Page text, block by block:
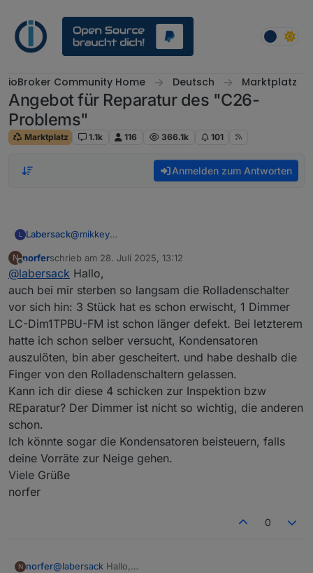
ioBroker Community Home Deutsch Marktplatz
Angebot für Reparatur des "C26-
Problems"
Marktplatz 1.1k 116 366.1k 101
Anmelden zum Antworten
L Labersack@mikkey
per PN.
N
Offline
norferschrieb am 28. Juli 2025, 13:12
zuletzt editiert von
@labersack Hallo,
auch bei mir sterben so langsam die Rolladenschalter
vor sich hin: 3 Stück hat es schon erwischt, 1 Dimmer
LC-Dim1TPBU-FM ist schon länger defekt. Bei letzterem
hatte ich schon selber versucht, Kondensatoren
auszulöten, bin aber gescheitert. und habe deshalb die
Finger von den Rolladenschaltern gelassen.
Kann ich dir diese 4 schicken zur Inspektion bzw
REparatur? Der Dimmer ist nicht so wichtig, die anderen
schon.
Ich könnte sogar die Kondensatoren beisteuern, falls
deine Vorräte zur Neige gehen.
Viele Grüße
norfer
0
N norfer@labersack Hallo,